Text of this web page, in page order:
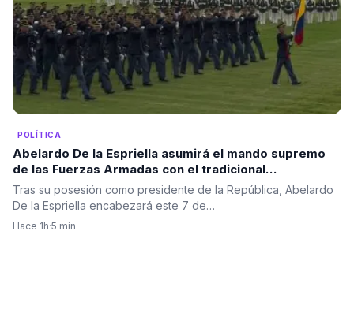
POLÍTICA
Abelardo De la Espriella asumirá el mando supremo
de las Fuerzas Armadas con el tradicional
“reconocimiento de tropas” en el Batallón Pichincha
en el Día del Ejército.
Tras su posesión como presidente de la República, Abelardo
De la Espriella encabezará este 7 de…
Hace 1h·5 min